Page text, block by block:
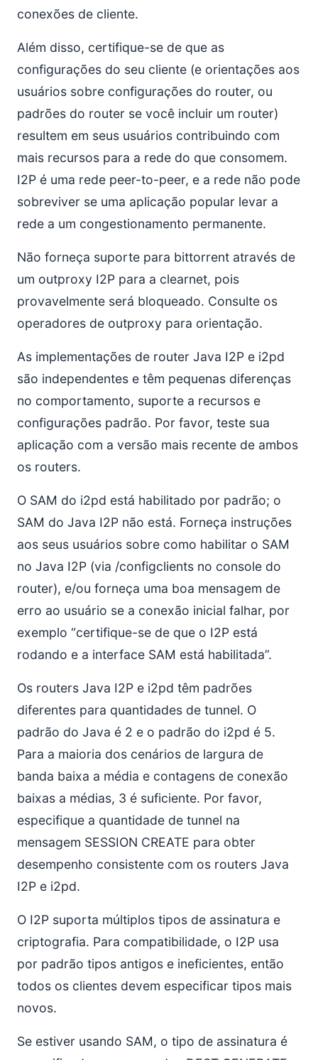
conexões de cliente.
Além disso, certifique-se de que as
configurações do seu cliente (e orientações aos
usuários sobre configurações do router, ou
padrões do router se você incluir um router)
resultem em seus usuários contribuindo com
mais recursos para a rede do que consomem.
I2P é uma rede peer-to-peer, e a rede não pode
sobreviver se uma aplicação popular levar a
rede a um congestionamento permanente.
Não forneça suporte para bittorrent através de
um outproxy I2P para a clearnet, pois
provavelmente será bloqueado. Consulte os
operadores de outproxy para orientação.
As implementações de router Java I2P e i2pd
são independentes e têm pequenas diferenças
no comportamento, suporte a recursos e
configurações padrão. Por favor, teste sua
aplicação com a versão mais recente de ambos
os routers.
O SAM do i2pd está habilitado por padrão; o
SAM do Java I2P não está. Forneça instruções
aos seus usuários sobre como habilitar o SAM
no Java I2P (via /configclients no console do
router), e/ou forneça uma boa mensagem de
erro ao usuário se a conexão inicial falhar, por
exemplo “certifique-se de que o I2P está
rodando e a interface SAM está habilitada”.
Os routers Java I2P e i2pd têm padrões
diferentes para quantidades de tunnel. O
padrão do Java é 2 e o padrão do i2pd é 5.
Para a maioria dos cenários de largura de
banda baixa a média e contagens de conexão
baixas a médias, 3 é suficiente. Por favor,
especifique a quantidade de tunnel na
mensagem SESSION CREATE para obter
desempenho consistente com os routers Java
I2P e i2pd.
O I2P suporta múltiplos tipos de assinatura e
criptografia. Para compatibilidade, o I2P usa
por padrão tipos antigos e ineficientes, então
todos os clientes devem especificar tipos mais
novos.
Se estiver usando SAM, o tipo de assinatura é